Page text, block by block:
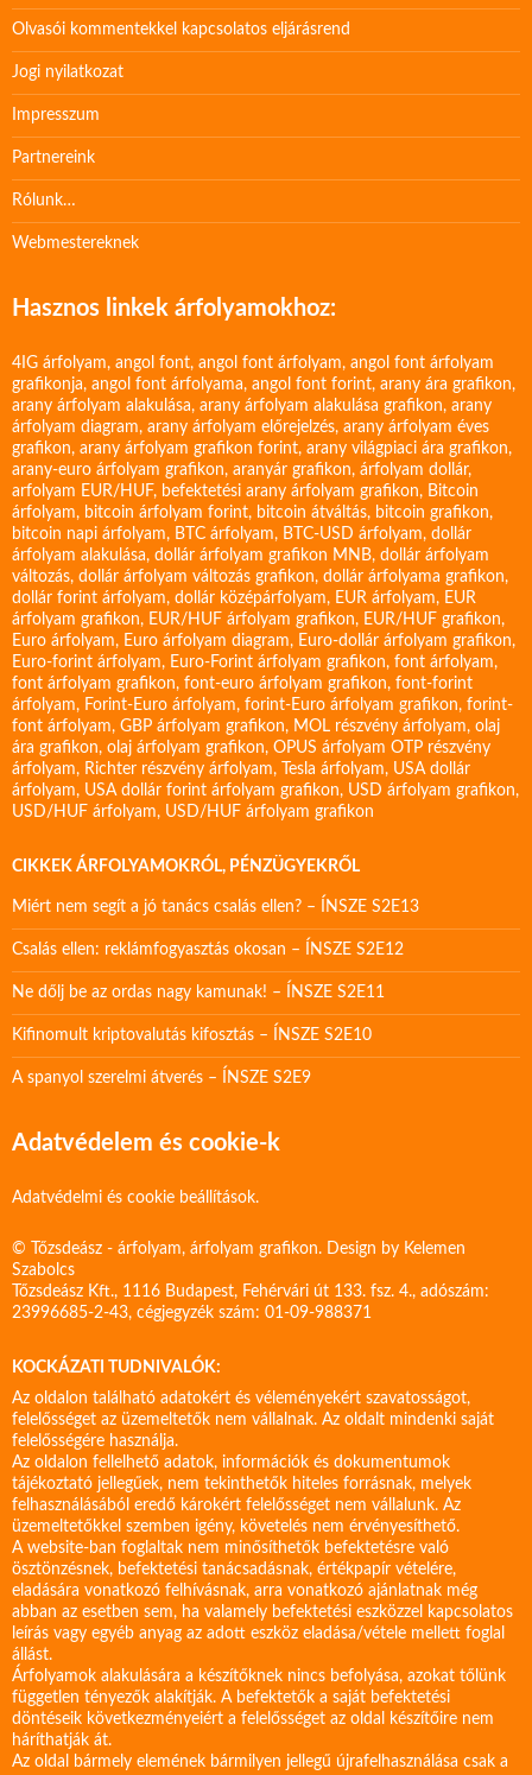
Olvasói kommentekkel kapcsolatos eljárásrend
Jogi nyilatkozat
Impresszum
Partnereink
Rólunk…
Webmestereknek
Hasznos linkek árfolyamokhoz:
4IG árfolyam, angol font, angol font árfolyam, angol font árfolyam
grafikonja, angol font árfolyama, angol font forint, arany ára grafikon,
arany árfolyam alakulása, arany árfolyam alakulása grafikon, arany
árfolyam diagram, arany árfolyam előrejelzés, arany árfolyam éves
grafikon, arany árfolyam grafikon forint, arany világpiaci ára grafikon,
arany-euro árfolyam grafikon, aranyár grafikon, árfolyam dollár,
arfolyam EUR/HUF, befektetési arany árfolyam grafikon, Bitcoin
árfolyam, bitcoin árfolyam forint, bitcoin átváltás, bitcoin grafikon,
bitcoin napi árfolyam, BTC árfolyam, BTC-USD árfolyam, dollár
árfolyam alakulása, dollár árfolyam grafikon MNB, dollár árfolyam
változás, dollár árfolyam változás grafikon, dollár árfolyama grafikon,
dollár forint árfolyam, dollár középárfolyam, EUR árfolyam, EUR
árfolyam grafikon, EUR/HUF árfolyam grafikon, EUR/HUF grafikon,
Euro árfolyam, Euro árfolyam diagram, Euro-dollár árfolyam grafikon,
Euro-forint árfolyam, Euro-Forint árfolyam grafikon, font árfolyam,
font árfolyam grafikon, font-euro árfolyam grafikon, font-forint
árfolyam, Forint-Euro árfolyam, forint-Euro árfolyam grafikon, forint-
font árfolyam, GBP árfolyam grafikon, MOL részvény árfolyam, olaj
ára grafikon, olaj árfolyam grafikon, OPUS árfolyam OTP részvény
árfolyam, Richter részvény árfolyam, Tesla árfolyam, USA dollár
árfolyam, USA dollár forint árfolyam grafikon, USD árfolyam grafikon,
USD/HUF árfolyam, USD/HUF árfolyam grafikon
CIKKEK ÁRFOLYAMOKRÓL, PÉNZÜGYEKRŐL
Miért nem segít a jó tanács csalás ellen? – ÍNSZE S2E13
Csalás ellen: reklámfogyasztás okosan – ÍNSZE S2E12
Ne dőlj be az ordas nagy kamunak! – ÍNSZE S2E11
Kifinomult kriptovalutás kifosztás – ÍNSZE S2E10
A spanyol szerelmi átverés – ÍNSZE S2E9
Adatvédelem és cookie-k
Adatvédelmi és cookie beállítások.
© Tőzsdeász - árfolyam, árfolyam grafikon. Design by Kelemen
Szabolcs
Tőzsdeász Kft., 1116 Budapest, Fehérvári út 133. fsz. 4., adószám:
23996685-2-43, cégjegyzék szám: 01-09-988371
KOCKÁZATI TUDNIVALÓK:
Az oldalon található adatokért és véleményekért szavatosságot,
felelősséget az üzemeltetők nem vállalnak. Az oldalt mindenki saját
felelősségére használja.
Az oldalon fellelhető adatok, információk és dokumentumok
tájékoztató jellegűek, nem tekinthetők hiteles forrásnak, melyek
felhasználásából eredő károkért felelősséget nem vállalunk. Az
üzemeltetőkkel szemben igény, követelés nem érvényesíthető.
A website-ban foglaltak nem minősíthetők befektetésre való
ösztönzésnek, befektetési tanácsadásnak, értékpapír vételére,
eladására vonatkozó felhívásnak, arra vonatkozó ajánlatnak még
abban az esetben sem, ha valamely befektetési eszközzel kapcsolatos
leírás vagy egyéb anyag az adott eszköz eladása/vétele mellett foglal
állást.
Árfolyamok alakulására a készítőknek nincs befolyása, azokat tőlünk
független tényezők alakítják. A befektetők a saját befektetési
döntéseik következményeiért a felelősséget az oldal készítőire nem
háríthatják át.
Az oldal bármely elemének bármilyen jellegű újrafelhasználása csak a